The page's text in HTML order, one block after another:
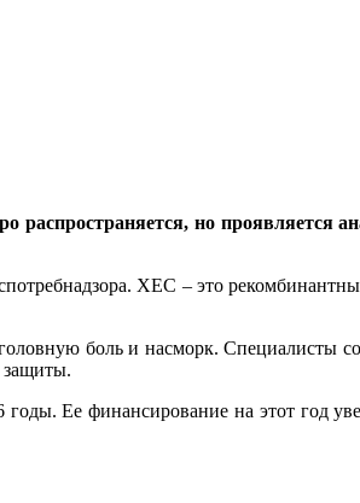
но проявляется
XEC – это
боль и насморк. Специалисты
защиты.
Ее финансирование на этот год